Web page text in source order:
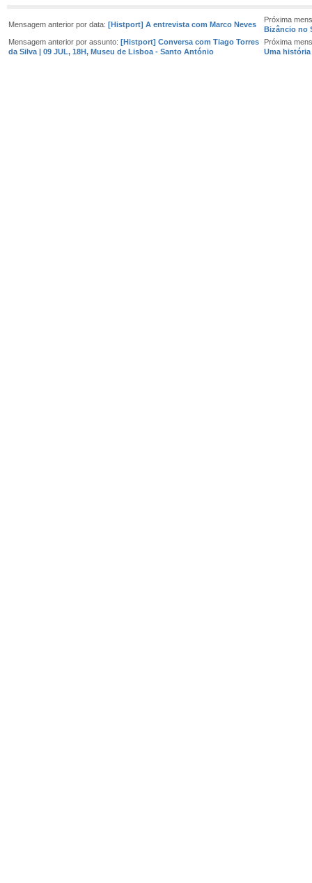
Mensagem anterior por data: [Histport] A entrevista com Marco Neves
Próxima
Bizâncio no
Mensagem anterior por assunto: [Histport] Conversa com Tiago Torres
da Silva | 09 JUL, 18H, Museu de Lisboa - Santo António
Próxima
Uma